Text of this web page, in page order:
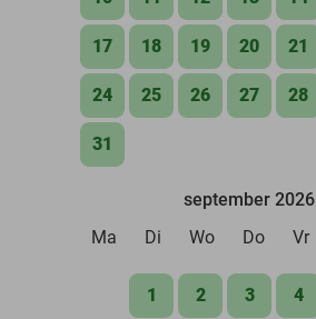
17 18 19 20 21
24 25 26 27 28
31
september 2026
Ma
Di Wo Do Vr
1 2 3 4